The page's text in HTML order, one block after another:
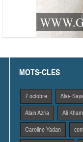
MOTS-CLES
7 octobre Alai-
Alain Azria Ali
Caroline Yadan